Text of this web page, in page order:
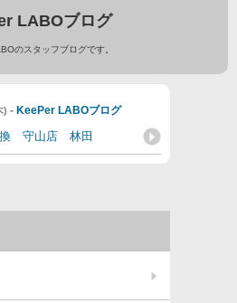
LABOブログ
のスタッフブログです。
) - KeePer LABOブログ
換 守山店 林田